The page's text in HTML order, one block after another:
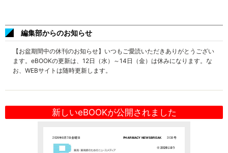
編集部からのお知らせ
【お盆期間中の休刊のお知らせ】いつもご愛読いただきありがとうござい
ます。eBOOKの更新は、12日（水）～14日（金）は休みになります。な
お、WEBサイトは随時更新します。
新しいeBOOKが公開されました